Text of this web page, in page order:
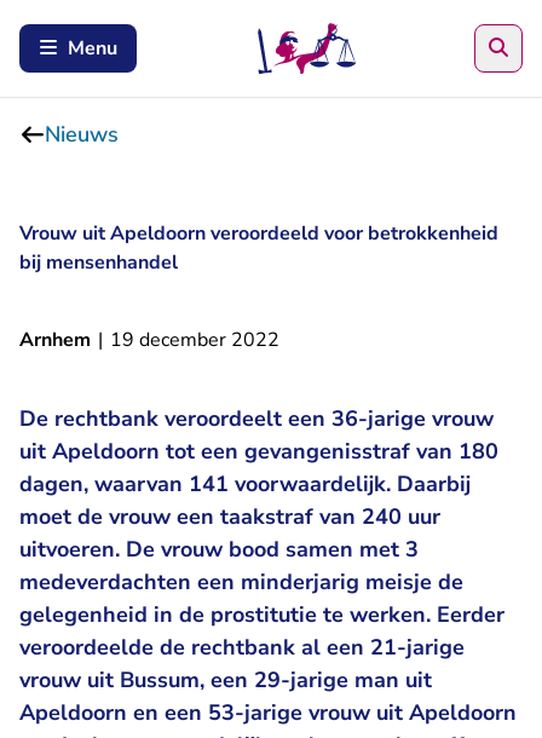
Menu
Nieuws
Vrouw uit Apeldoorn veroordeeld voor betrokkenheid
bij mensenhandel
Arnhem | 19 december 2022
De rechtbank veroordeelt een 36-jarige vrouw
uit Apeldoorn tot een gevangenisstraf van 180
dagen, waarvan 141 voorwaardelijk. Daarbij
moet de vrouw een taakstraf van 240 uur
uitvoeren. De vrouw bood samen met 3
medeverdachten een minderjarig meisje de
gelegenheid in de prostitutie te werken. Eerder
veroordeelde de rechtbank al een 21-jarige
vrouw uit Bussum, een 29-jarige man uit
Apeldoorn en een 53-jarige vrouw uit Apeldoorn